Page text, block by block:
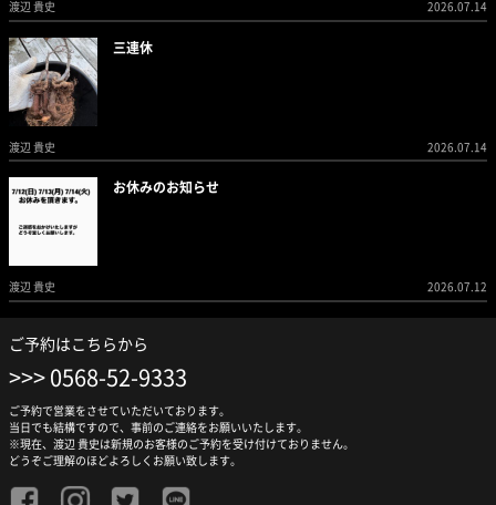
渡辺 貴史 2026.07.14
三連休
渡辺 貴史 2026.07.14
お休みのお知らせ
渡辺 貴史 2026.07.12
ご予約はこちらから
0568-52-9333
ご予約で営業をさせていただいております。
当日でも結構ですので、事前のご連絡をお願いいたします。
※現在、渡辺 貴史は新規のお客様のご予約を受け付けておりません。
どうぞご理解のほどよろしくお願い致します。